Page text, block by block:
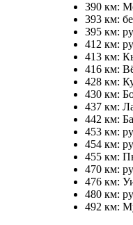
390 км:
393 км:
395 км:
412 км:
413 км:
416 км:
428 км:
430 км:
437 км:
442 км:
453 км:
454 км:
455 км:
470 км:
476 км:
480 км:
492 км: